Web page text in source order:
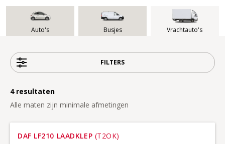
Auto's Busjes Vrachtauto's
FILTERS
4resultaten
Alle maten zijn minimale afmetingen
DAF LF210 LAADKLEP (T2OK)